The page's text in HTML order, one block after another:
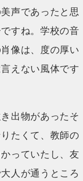
声であったと思
すね。学校の音
像は、度の厚い
えない風体です
出物があったそ
たくて、教師の
っていたし、友
人が通うところ